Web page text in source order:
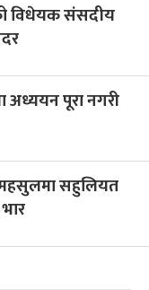
विधेयक संसदीय
अध्ययन पूरा नगरी
महसुलमा सहुलियत